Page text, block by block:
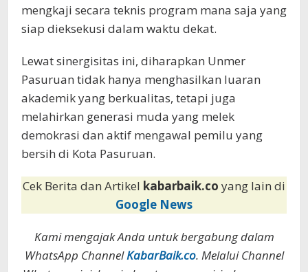
mengkaji secara teknis program mana saja yang
siap dieksekusi dalam waktu dekat.
Lewat sinergisitas ini, diharapkan Unmer
Pasuruan tidak hanya menghasilkan luaran
akademik yang berkualitas, tetapi juga
melahirkan generasi muda yang melek
demokrasi dan aktif mengawal pemilu yang
bersih di Kota Pasuruan.
Cek Berita dan Artikel kabarbaik.co yang lain di
Google News
Kami mengajak Anda untuk bergabung dalam
WhatsApp ChannelKabarBaik.co. Melalui Channel